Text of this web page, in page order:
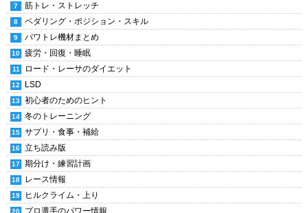
筋トレ・ストレッチ
ペダリング・ポジション・スキル
パワトレ機材まとめ
疲労・回復・睡眠
ロード・レーサのダイエット
LSD
初心者のためのヒント
冬のトレーニング
サプリ・食事・補給
立ち読み版
期分け・練習計画
レース情報
ヒルクライム・上り
プロ選手のパワー情報